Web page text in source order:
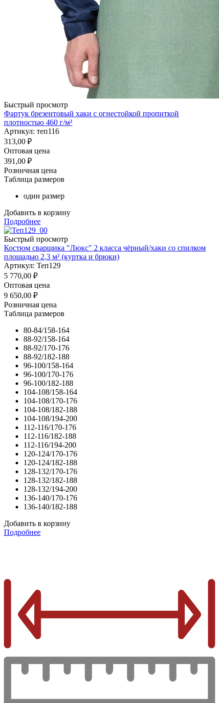
Быстрый просмотр
Фартук брезентовый хаки с огнестойкой пропиткой
плотностью 460 г/м²
Артикул: теп116
313,00 ₽
Оптовая цена
391,00 ₽
Розничная цена
Таблица размеров
один размер
Добавить в корзину
Подробнее
Быстрый просмотр
Костюм сварщика "Люкс" 2 класса чёрный/хаки со спилком
площадью 2,3 м² (куртка и брюки)
Артикул: Теп129
5 770,00 ₽
Оптовая цена
9 650,00 ₽
Розничная цена
Таблица размеров
80-84/158-164
88-92/158-164
88-92/170-176
88-92/182-188
96-100/158-164
96-100/170-176
96-100/182-188
104-108/158-164
104-108/170-176
104-108/182-188
104-108/194-200
112-116/170-176
112-116/182-188
112-116/194-200
120-124/170-176
120-124/182-188
128-132/170-176
128-132/182-188
128-132/194-200
136-140/170-176
136-140/182-188
Добавить в корзину
Подробнее